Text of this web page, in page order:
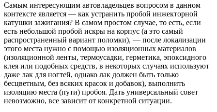
Самым интересующим автовладельцев вопросом в данном
контексте является — как устранить пробой инжекторной
катушки зажигания? В самом простом случае, то есть, если
есть небольшой пробой искры на корпус (а это самый
распространенный вариант поломки), — после локализации
этого места нужно с помощью изоляционных материалов
(изоляционной ленты, термоусадки, герметика, эпоксидного
клея или подобных средств, в некоторых случаях используют
даже лак для ногтей, однако лак должен быть только
бесцветным, без всяких красок и добавок), выполнить
изоляцию места (пути) пробоя. Дать универсальный совет
невозможно, все зависит от конкретной ситуации.